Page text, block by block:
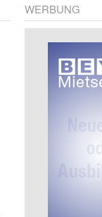
WERBUNG